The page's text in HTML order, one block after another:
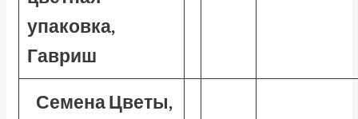
упаковка,
Гавриш
Семена Цветы,